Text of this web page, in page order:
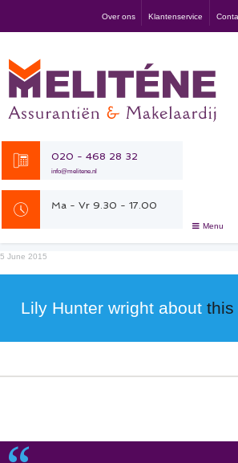
Over ons Klantenservice
020 - 468 28 32
info@melitene.nl
Ma - Vr 9.30 - 17.00
Menu
5 June 2015
Lily Hunter wright about this